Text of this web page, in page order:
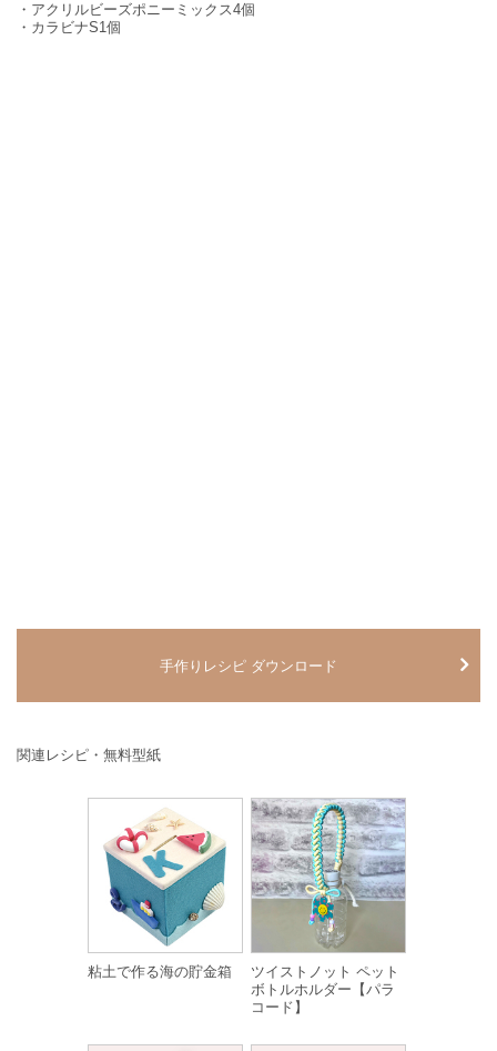
・アクリルビーズポニーミックス4個
・カラビナS1個
手作りレシピ ダウンロード
関連レシピ・無料型紙
粘土で作る海の貯金箱
ツイストノット ペット
ボトルホルダー【パラ
コード】